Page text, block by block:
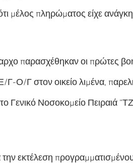
μέλος πληρώματος είχε
παρασχέθηκαν οι πρώτες
Γ-Ο/Γ στον οικείο λιμένα,
Γενικό Νοσοκομείο Πειραιά
εκτέλεση